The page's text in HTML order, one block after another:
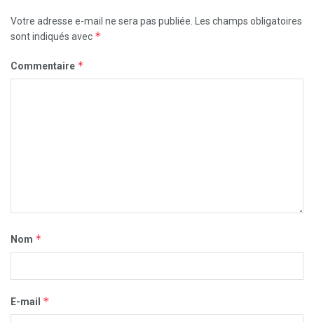
Votre adresse e-mail ne sera pas publiée. Les champs obligatoires
sont indiqués avec *
Commentaire *
Nom *
E-mail *